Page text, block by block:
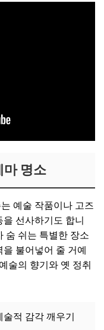
마 명소
예술 작품이나 고즈
선사하기도 합니
숨 쉬는 특별한 장소
불어넣어 줄 거예
술의 향기와 옛 정취
적 감각 깨우기